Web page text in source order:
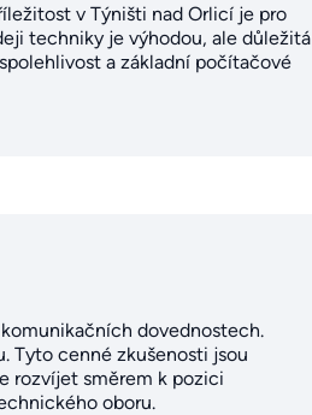
v Týništi nad Orlicí je pro
techniky je výhodou, ale důležitá
a základní počítačové
dovednostech.
Tyto cenné zkušenosti jsou
rozvíjet směrem k pozici
oboru.